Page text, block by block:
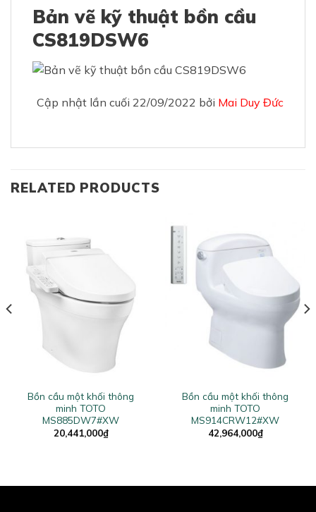
Bản vẽ kỹ thuật bồn cầu
CS819DSW6
Cập nhật lần cuối 22/09/2022 bởi Mai Duy Đức
RELATED PRODUCTS
Bồn cầu một khối thông
minh TOTO
MS885DW7#XW
20,441,000₫
Bồn cầu một khối thông
minh TOTO
MS914CRW12#XW
42,964,000₫